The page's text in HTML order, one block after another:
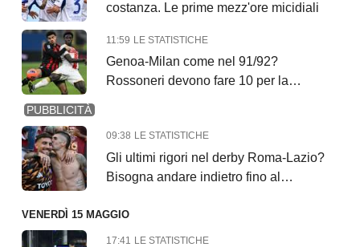
costanza. Le prime mezz'ore micidiali
11:59 LE STATISTICHE
Genoa-Milan come nel 91/92?
Rossoneri devono fare 10 per la
PUBBLICITÀ
09:38 LE STATISTICHE
Gli ultimi rigori nel derby Roma-Lazio?
Bisogna andare indietro fino al…
VENERDÌ 15 MAGGIO
17:41 LE STATISTICHE